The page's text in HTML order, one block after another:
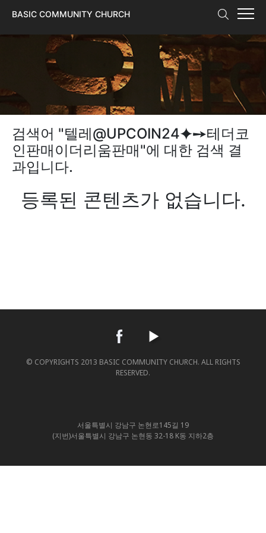
BASIC COMMUNITY CHURCH
검색어 "텔레@UPCOIN24⯌➙테더코
인판매이더리움판매"에 대한 검색 결
과입니다.
등록된 콘텐츠가 없습니다.
© COPYRIGHTS 2013 BASIC COMMUNITY CHURCH. ALL RIGHTS
RESERVED.
서울특별시 강남구 논현로145길 19
(지번)서울특별시 강남구 논현동 32-18 K동 지하2층